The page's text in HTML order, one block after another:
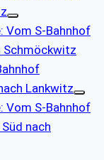
Vom S-Bahnhof
Schmöckwitz
Lankwitz
Vom S-Bahnhof
nach